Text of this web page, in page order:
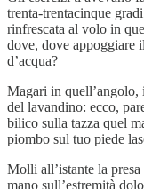
trenta-trentacinque
rinfrescata al volo in
dove, dove appoggiare
d’acqua?
Magari in
del lavandino: ecco,
bilico sulla tazza quel
piombo sul tuo piede
Molli all’istante la
mano sull’estremità